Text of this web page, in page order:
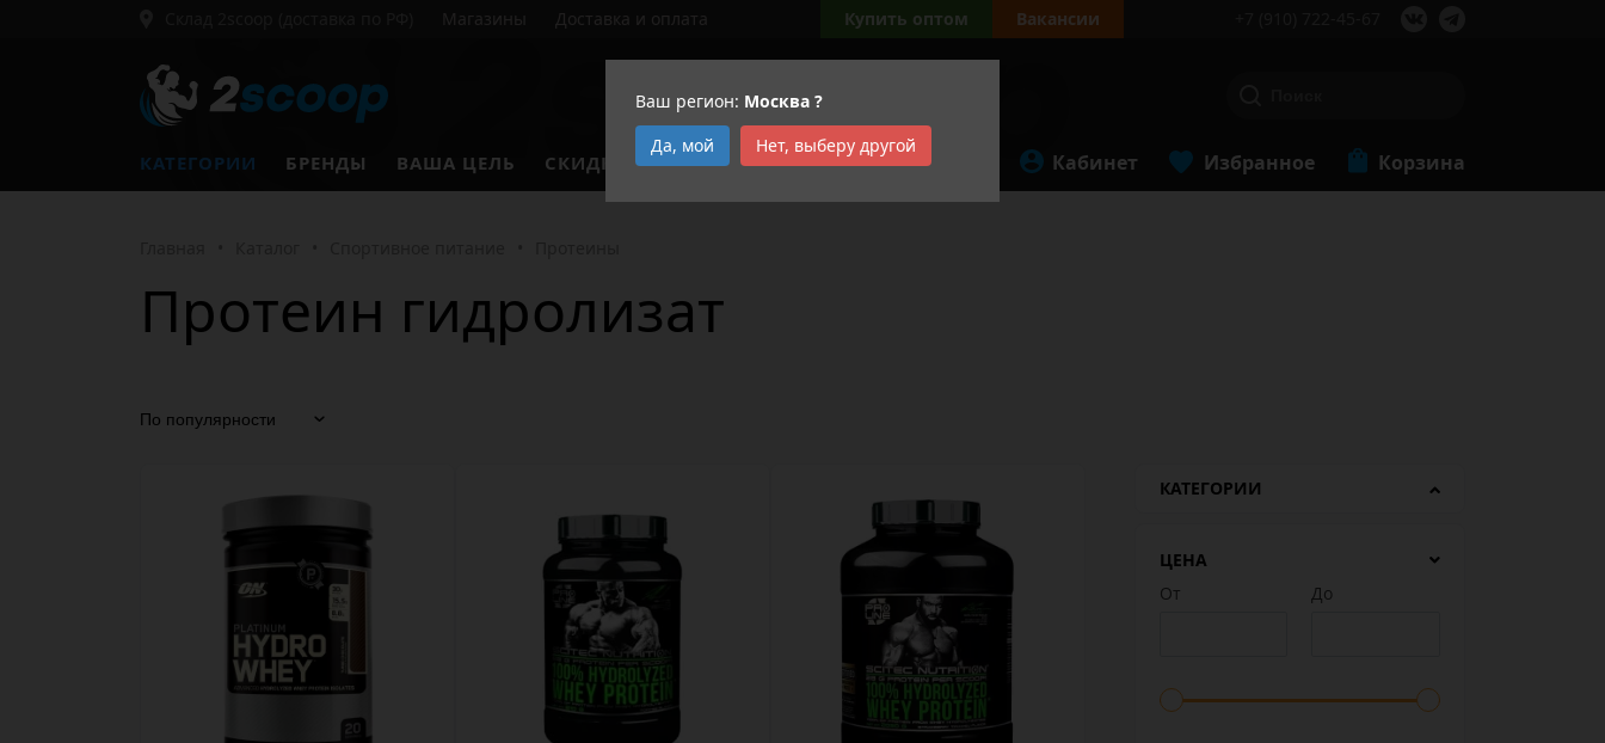
Ваш регион: Москва ?
Да, мой
Нет, выберу другой
Магазины Доставка и оплата Купить оптом Вакансии
КАТЕГОРИИ БРЕНДЫ ВАША ЦЕЛЬ СКИДКИ АКЦИИ Кабинет Избранное Корзина
Протеин гидролизат
КАТЕГОРИИ
ЦЕНА
От
До